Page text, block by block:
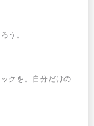
う。
クを。自分だけの